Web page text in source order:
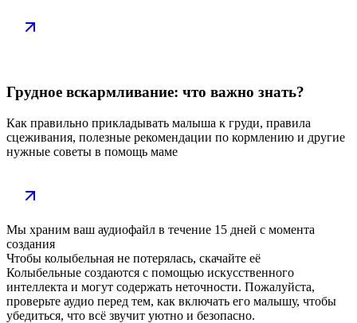
Грудное вскармливание: что важно знать?
Как правильно прикладывать малыша к груди, правила
сцеживания, полезные рекомендации по кормлению и другие
нужные советы в помощь маме
Мы храним ваш аудиофайл в течение 15 дней с момента
создания
Чтобы колыбельная не потерялась, скачайте её
Колыбельные создаются с помощью искусственного
интеллекта и могут содержать неточности. Пожалуйста,
проверьте аудио перед тем, как включать его малышу, чтобы
убедиться, что всё звучит уютно и безопасно.